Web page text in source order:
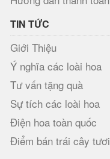
TIN TỨC
Giới Thiệu
Ý nghĩa các loài hoa
Tư vấn tặng quà
Sự tích các loài hoa
Điện hoa toàn quốc
Điểm bán trái cây tươi